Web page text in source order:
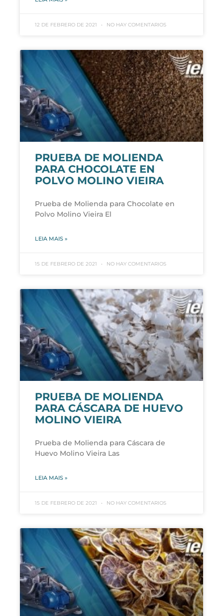
12 DE FEBRERO DE 2021 NO HAY COMENTARIOS
PRUEBA DE MOLIENDA
PARA CHOCOLATE EN
POLVO MOLINO VIEIRA
Prueba de Molienda para Chocolate en
Polvo Molino Vieira El
LEIA MAIS »
15 DE FEBRERO DE 2021 NO HAY COMENTARIOS
PRUEBA DE MOLIENDA
PARA CÁSCARA DE HUEVO
MOLINO VIEIRA
Prueba de Molienda para Cáscara de
Huevo Molino Vieira Las
LEIA MAIS »
15 DE FEBRERO DE 2021 NO HAY COMENTARIOS